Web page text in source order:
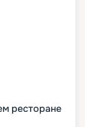
ресторане